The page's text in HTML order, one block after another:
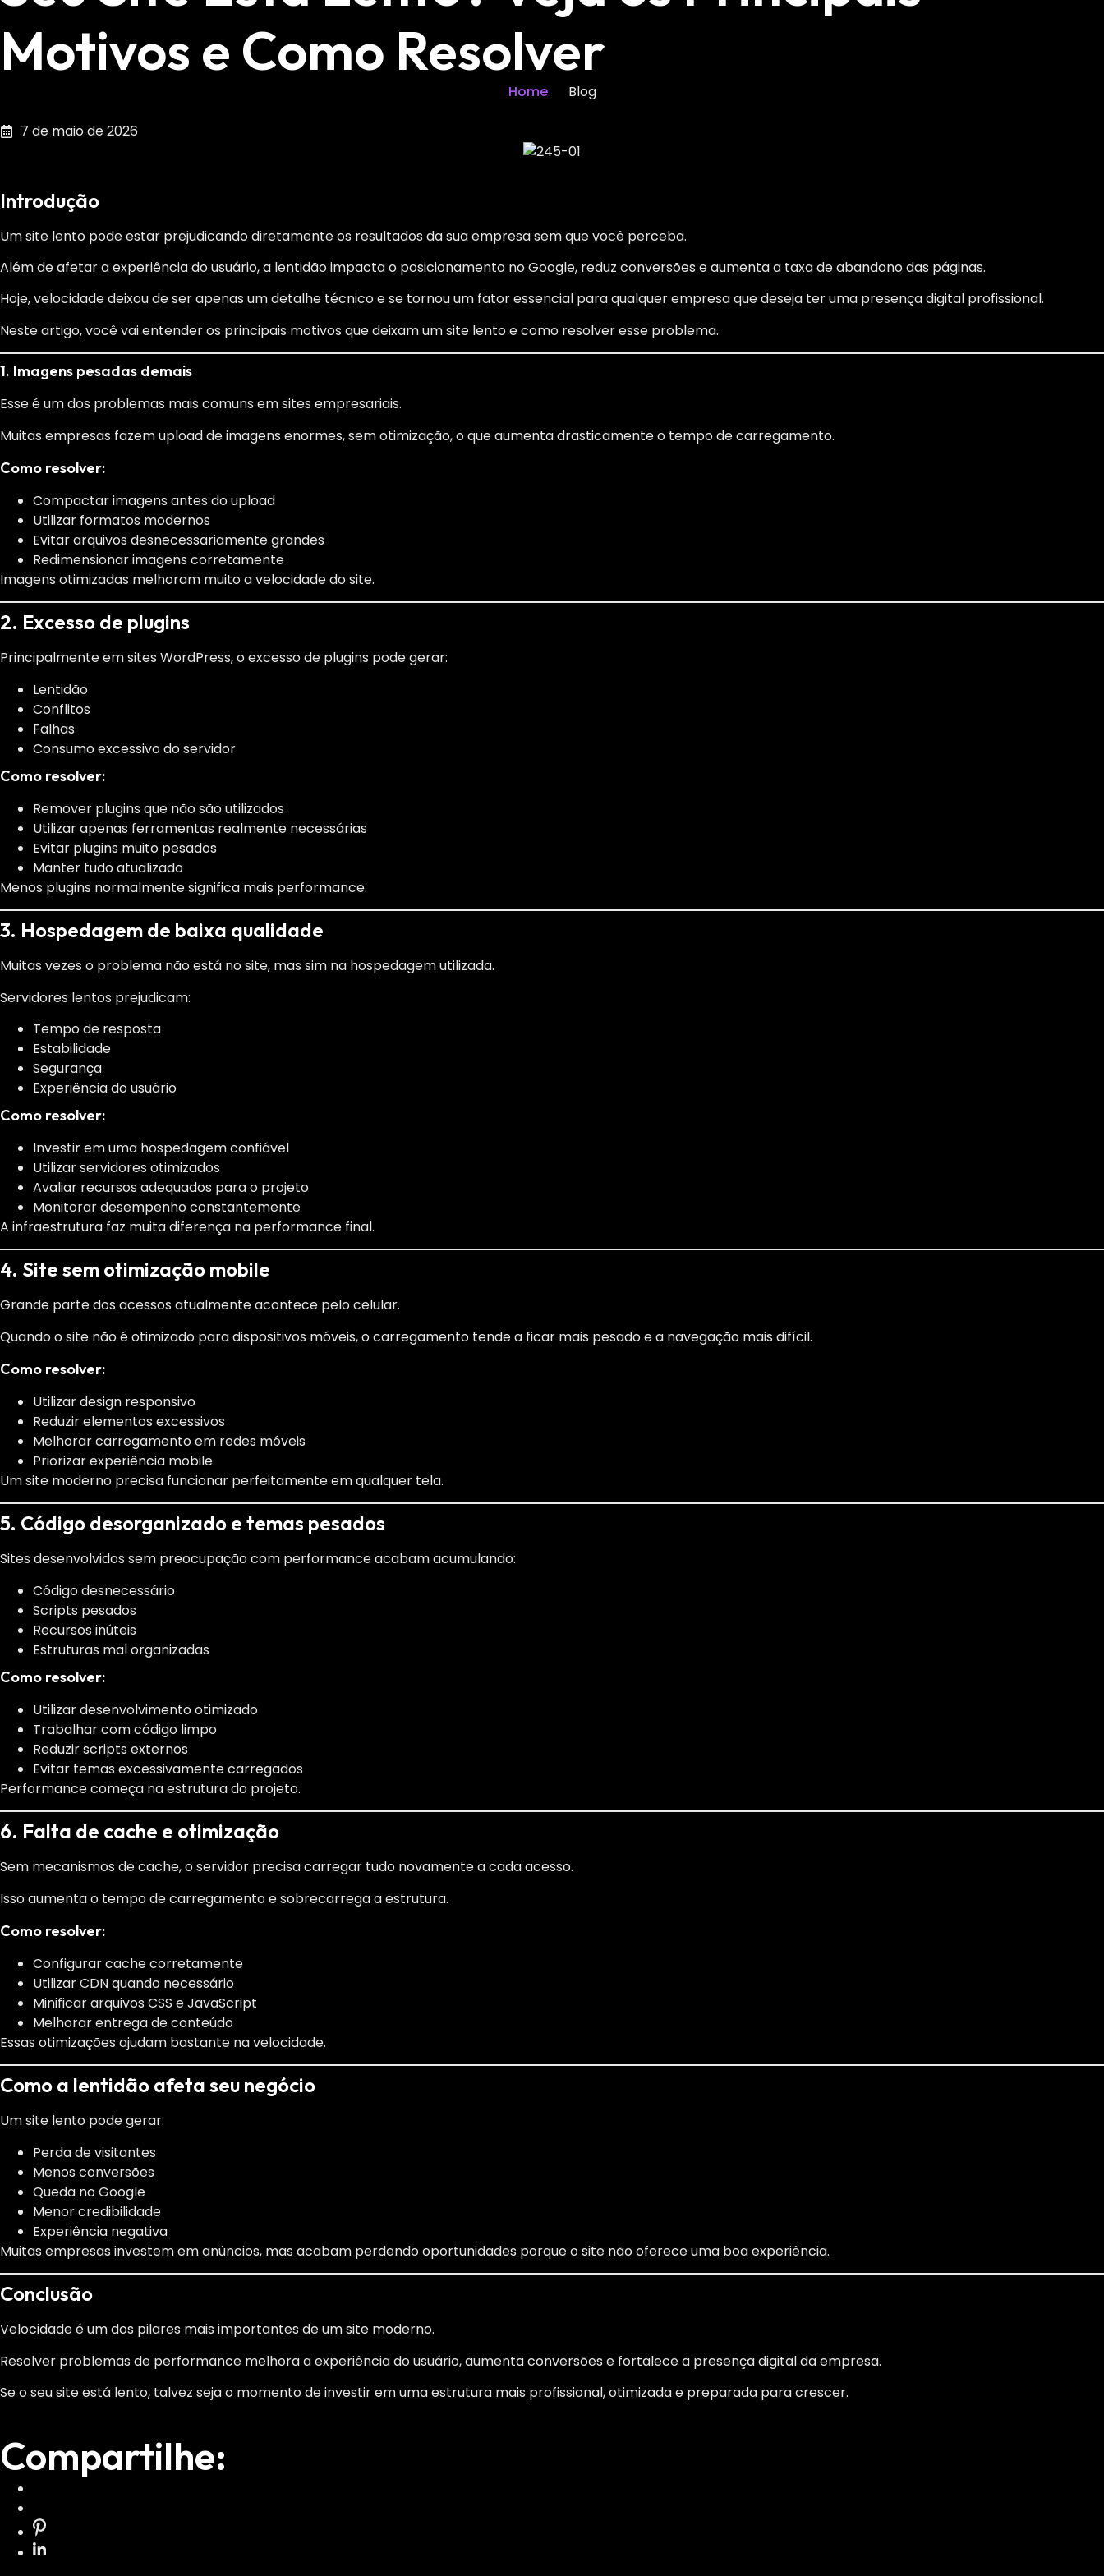
Motivos e Como Resolver
Home Blog
7 de maio de 2026
Introdução
Um site lento pode estar prejudicando diretamente os resultados da sua empresa sem que você perceba.
Além de afetar a experiência do usuário, a lentidão impacta o posicionamento no Google, reduz conversões e aumenta a taxa de abandono das páginas.
Hoje, velocidade deixou de ser apenas um detalhe técnico e se tornou um fator essencial para qualquer empresa que deseja ter uma presença digital profissional.
Neste artigo, você vai entender os principais motivos que deixam um site lento e como resolver esse problema.
1. Imagens pesadas demais
Esse é um dos problemas mais comuns em sites empresariais.
Muitas empresas fazem upload de imagens enormes, sem otimização, o que aumenta drasticamente o tempo de carregamento.
Como resolver:
Compactar imagens antes do upload
Utilizar formatos modernos
Evitar arquivos desnecessariamente grandes
Redimensionar imagens corretamente
Imagens otimizadas melhoram muito a velocidade do site.
2. Excesso de plugins
Principalmente em sites WordPress, o excesso de plugins pode gerar:
Lentidão
Conflitos
Falhas
Consumo excessivo do servidor
Como resolver:
Remover plugins que não são utilizados
Utilizar apenas ferramentas realmente necessárias
Evitar plugins muito pesados
Manter tudo atualizado
Menos plugins normalmente significa mais performance.
3. Hospedagem de baixa qualidade
Muitas vezes o problema não está no site, mas sim na hospedagem utilizada.
Servidores lentos prejudicam:
Tempo de resposta
Estabilidade
Segurança
Experiência do usuário
Como resolver:
Investir em uma hospedagem confiável
Utilizar servidores otimizados
Avaliar recursos adequados para o projeto
Monitorar desempenho constantemente
A infraestrutura faz muita diferença na performance final.
4. Site sem otimização mobile
Grande parte dos acessos atualmente acontece pelo celular.
Quando o site não é otimizado para dispositivos móveis, o carregamento tende a ficar mais pesado e a navegação mais difícil.
Como resolver:
Utilizar design responsivo
Reduzir elementos excessivos
Melhorar carregamento em redes móveis
Priorizar experiência mobile
Um site moderno precisa funcionar perfeitamente em qualquer tela.
5. Código desorganizado e temas pesados
Sites desenvolvidos sem preocupação com performance acabam acumulando:
Código desnecessário
Scripts pesados
Recursos inúteis
Estruturas mal organizadas
Como resolver:
Utilizar desenvolvimento otimizado
Trabalhar com código limpo
Reduzir scripts externos
Evitar temas excessivamente carregados
Performance começa na estrutura do projeto.
6. Falta de cache e otimização
Sem mecanismos de cache, o servidor precisa carregar tudo novamente a cada acesso.
Isso aumenta o tempo de carregamento e sobrecarrega a estrutura.
Como resolver:
Configurar cache corretamente
Utilizar CDN quando necessário
Minificar arquivos CSS e JavaScript
Melhorar entrega de conteúdo
Essas otimizações ajudam bastante na velocidade.
Como a lentidão afeta seu negócio
Um site lento pode gerar:
Perda de visitantes
Menos conversões
Queda no Google
Menor credibilidade
Experiência negativa
Muitas empresas investem em anúncios, mas acabam perdendo oportunidades porque o site não oferece uma boa experiência.
Conclusão
Velocidade é um dos pilares mais importantes de um site moderno.
Resolver problemas de performance melhora a experiência do usuário, aumenta conversões e fortalece a presença digital da empresa.
Se o seu site está lento, talvez seja o momento de investir em uma estrutura mais profissional, otimizada e preparada para crescer.
Compartilhe: